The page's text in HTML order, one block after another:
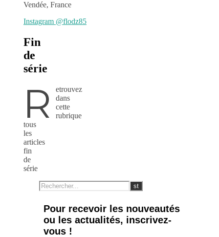
Vendée, France
Instagram @flodz85
Fin
de
série
R
etrouvez
dans
cette
rubrique
tous
les
articles
fin
de
série
Pour recevoir les nouveautés
ou les actualités, inscrivez-
vous !